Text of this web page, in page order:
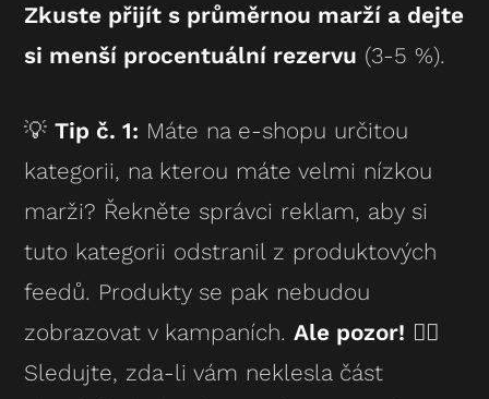
Zkuste přijít s průměrnou marží a dejte
si menší procentuální rezervu (3-5 %).
💡Tip č. 1: Máte na e-shopu určitou
kategorii, na kterou máte velmi nízkou
marži? Řekněte správci reklam, aby si
tuto kategorii odstranil z produktových
feedů. Produkty se pak nebudou
zobrazovat v kampaních.Ale pozor! 👉🏻
Sledujte, zda-li vám neklesla část